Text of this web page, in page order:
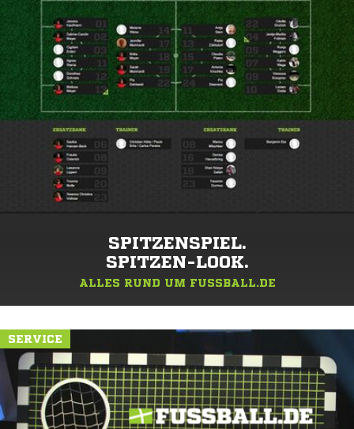
SPITZENSPIEL.
SPITZEN-LOOK.
ALLES RUND UM FUSSBALL.DE
SERVICE